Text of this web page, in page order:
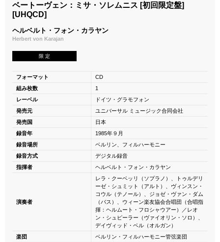
ベートーヴェン：ミサ・ソレムニス [初回限定盤]
[UHQCD]
ヘルベルト・フォン・カラヤン
Herbert von Karajan
限 定
フォーマット
CD
組み枚数
1
レーベル
ドイツ・グラモフォン
発売元
ユニバーサル ミュージック合同会社
発売国
日本
録音年
1985年９月
録音場所
ベルリン、フィルハーモニー
録音方式
デジタル録音
指揮者
ヘルベルト・フォン・カラヤン
演奏者
レラ・クーベッリ（ソプラノ）、トゥルデリ
ーゼ・シュミット（アルト）、ヴィンスン・
コウル（テノール）、ジョゼ・ヴァン・ダム
（バス）、ウィーン楽友協会合唱団（合唱指
揮：ヘルムート・フロシャウアー）／レオ
ン・シュピーラー（ヴァイオリン・ソロ）、
デイヴィッド・ベル（オルガン）
楽団
ベルリン・フィルハーモニー管弦楽団